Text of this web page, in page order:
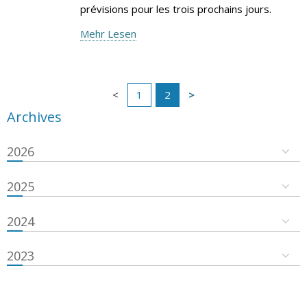
prévisions pour les trois prochains jours.
Mehr Lesen
1 2
Archives
2026
2025
2024
2023